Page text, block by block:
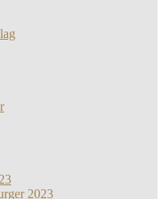
2023